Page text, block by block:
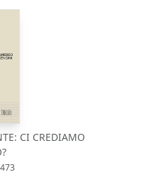
CI CREDIAMO